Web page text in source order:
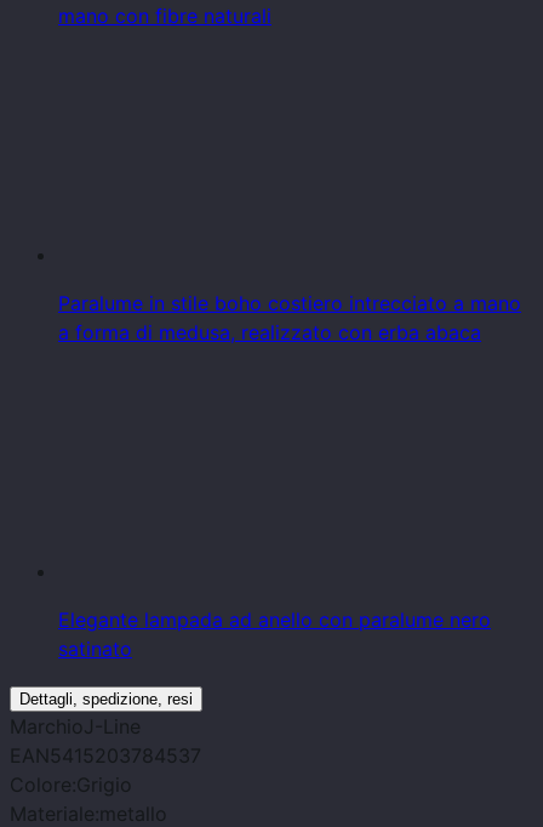
mano con fibre naturali
Paralume in stile boho costiero intrecciato a mano
a forma di medusa, realizzato con erba abaca
Elegante lampada ad anello con paralume nero
satinato
Dettagli, spedizione, resi
MarchioJ-Line
EAN 5415203784537
Colore:Grigio
Materiale:metallo